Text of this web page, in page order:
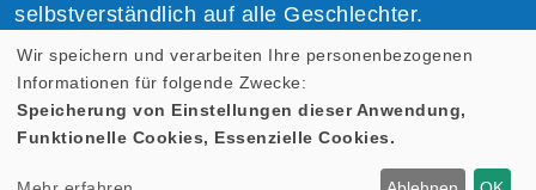
selbstverständlich auf alle Geschlechter.
Cookie Einstellungen
Wir speichern und verarbeiten Ihre personenbezogenen
Informationen für folgende Zwecke:
Speicherung von Einstellungen dieser Anwendung,
Funktionelle Cookies, Essenzielle Cookies.